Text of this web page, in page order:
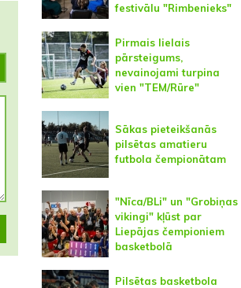
festivālu "Rimbenieks"
Pirmais lielais
pārsteigums,
nevainojami turpina
vien "TEM/Rūre"
Sākas pieteikšanās
pilsētas amatieru
futbola čempionātam
"Nīca/BLi" un "Grobiņas
vikingi" kļūst par
Liepājas čempioniem
basketbolā
Pilsētas basketbola